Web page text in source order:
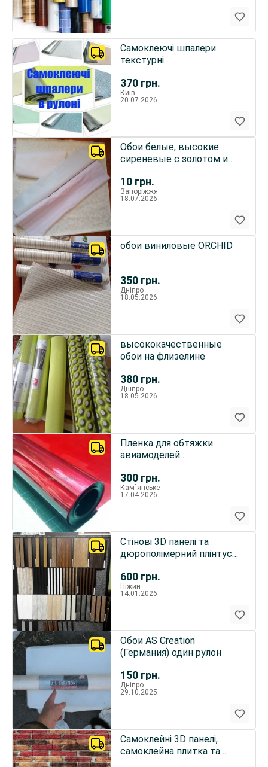
370 грн.
Самоклеючі шпалери
текстурні
Київ
20.07.2026
10 грн.
Обои белые, высокие
сиреневые с золотом и
плотные
Запоріжжя
18.07.2026
350 грн.
обои виниловые ORCHID
Дніпро
18.05.2026
380 грн.
высококачественные
обои на флизелине
Дніпро
18.05.2026
300 грн.
Пленка для обтяжки
авиамоделей
Кам`янське
17.04.2026
600 грн.
Стінові 3D панелі та
дюрополімерний плінтус
Ніжин
14.01.2026
150 грн.
Обои AS Creation
(Германия) один рулон
Дніпро
29.10.2025
Самоклейні 3D панелі,
самоклейна плитка та